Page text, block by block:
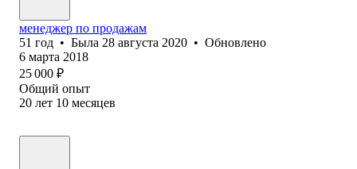
менеджер по продажам
51 год • Была 28 августа 2020 • Обновлено
6 марта 2018
25 000 ₽
Общий опыт
20 лет 10 месяцев